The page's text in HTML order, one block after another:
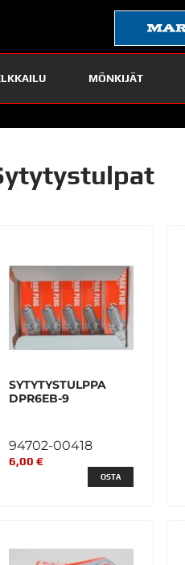
MÖNKIJÄT
SYTYTYSTULPPA
DPR6EB-9
94702-00418
6,00 €
OSTA